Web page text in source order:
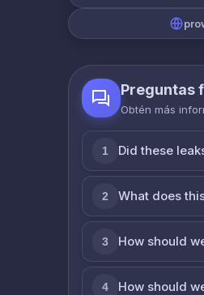
Preguntas
Obtén más
1 Did these
2 What does
3 How should
4 How should